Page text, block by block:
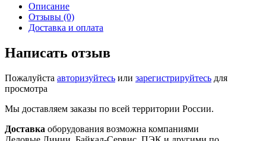
Описание
Отзывы (0)
Доставка и оплата
Написать отзыв
Пожалуйста авторизуйтесь или зарегистрируйтесь для
просмотра
Мы доставляем заказы по всей территории России.
Доставка оборудования возможна компаниями